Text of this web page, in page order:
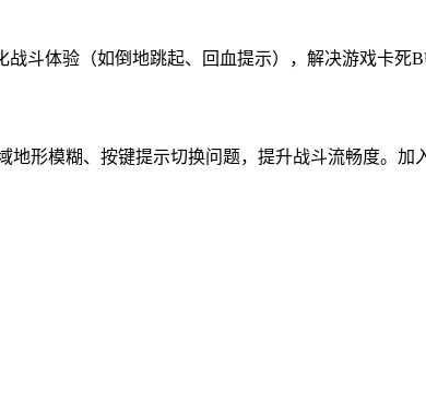
斗体验（如倒地跳起、回血提示），解决游戏卡死
形模糊、按键提示切换问题，提升战斗流畅度。加